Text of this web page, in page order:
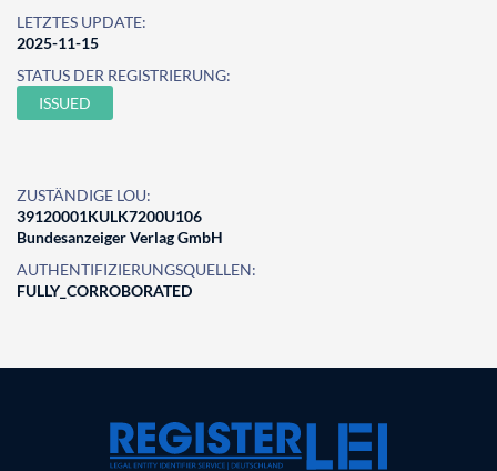
LETZTES UPDATE:
2025-11-15
STATUS DER REGISTRIERUNG:
ISSUED
ZUSTÄNDIGE LOU:
39120001KULK7200U106
Bundesanzeiger Verlag GmbH
AUTHENTIFIZIERUNGSQUELLEN:
FULLY_CORROBORATED